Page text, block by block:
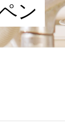
ン